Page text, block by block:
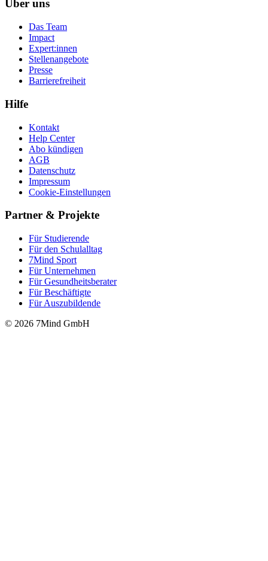
Über uns
Das Team
Impact
Expert:innen
Stellenangebote
Presse
Barrierefreiheit
Hilfe
Kontakt
Help Center
Abo kündigen
AGB
Datenschutz
Impressum
Cookie-Einstellungen
Partner & Projekte
Für Stu­die­rende
Für den Schulalltag
7Mind Sport
Für Unter­neh­men
Für Gesund­heits­be­ra­ter
Für Beschäftigte
Für Auszubildende
© 2026 7Mind GmbH